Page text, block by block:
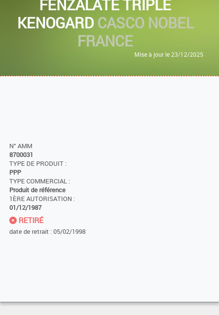
FENZALATE TRIPLE
KENOGARDCASCO NOBEL
FRANCE
Mise à jour le 23/12/2025
N° AMM
8700031
TYPE DE PRODUIT :
PPP
TYPE COMMERCIAL :
Produit de référence
1ÈRE AUTORISATION :
01/12/1987
RETIRÉ
date de retrait : 05/02/1998